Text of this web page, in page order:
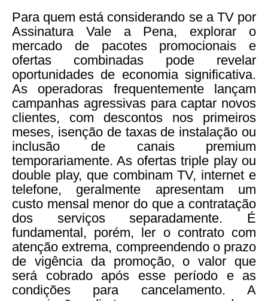
Para quem está considerando se a TV por
Assinatura Vale a Pena, explorar o
mercado de pacotes promocionais e
ofertas combinadas pode revelar
oportunidades de economia significativa.
As operadoras frequentemente lançam
campanhas agressivas para captar novos
clientes, com descontos nos primeiros
meses, isenção de taxas de instalação ou
inclusão de canais premium
temporariamente. As ofertas triple play ou
double play, que combinam TV, internet e
telefone, geralmente apresentam um
custo mensal menor do que a contratação
dos serviços separadamente. É
fundamental, porém, ler o contrato com
atenção extrema, compreendendo o prazo
de vigência da promoção, o valor que
será cobrado após esse período e as
condições para cancelamento. A